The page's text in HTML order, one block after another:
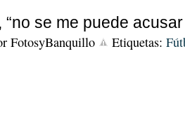
“no se me puede
FotosyBanquillo Etiquetas: